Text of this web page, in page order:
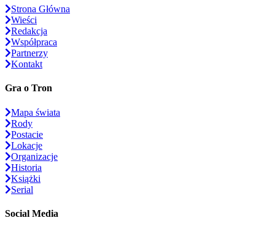
Strona Główna
Wieści
Redakcja
Współpraca
Partnerzy
Kontakt
Gra o Tron
Mapa świata
Rody
Postacie
Lokacje
Organizacje
Historia
Książki
Serial
Social Media